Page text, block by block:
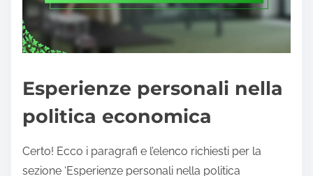
Esperienze personali nella
politica economica
Certo! Ecco i paragrafi e l’elenco richiesti per la
sezione ‘Esperienze personali nella politica